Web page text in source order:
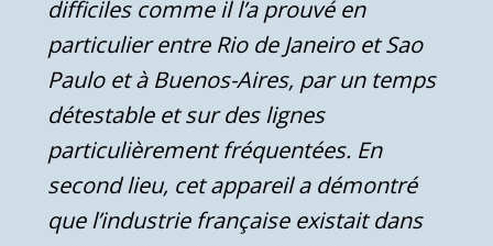
difficiles comme il l’a prouvé en
particulier entre Rio de Janeiro et Sao
Paulo et à Buenos-Aires, par un temps
détestable et sur des lignes
particulièrement fréquentées. En
second lieu, cet appareil a démontré
que l’industrie française existait dans